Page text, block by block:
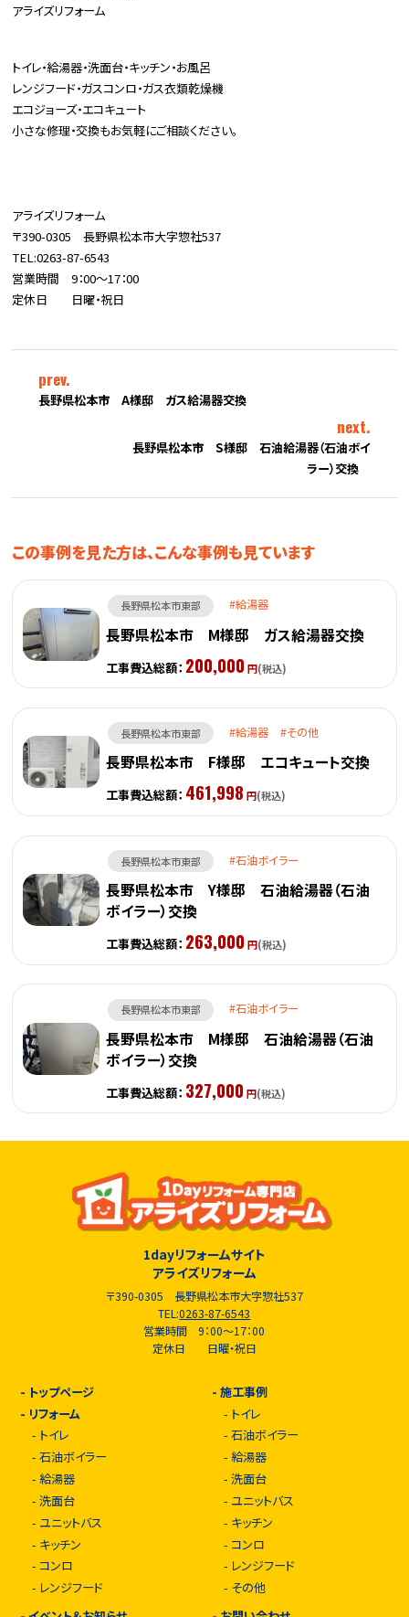
アライズリフォーム
トイレ・給湯器・洗面台・キッチン・お風呂
レンジフード・ガスコンロ・ガス衣類乾燥機
エコジョーズ・エコキュート
小さな修理・交換もお気軽にご相談ください。
アライズリフォーム
〒390-0305 長野県松本市大字惣社537
TEL:0263-87-6543
営業時間 9：00～17：00
定休日 日曜・祝日
prev.
長野県松本市 A様邸 ガス給湯器交換
next.
長野県松本市 S様邸 石油給湯器（石油ボイ
ラー）交換
この事例を見た方は、こんな事例も見ています
長野県松本市東部 給湯器
長野県松本市 M様邸 ガス給湯器交換
工事費込総額： 200,000 円(税込)
長野県松本市東部 給湯器 その他
長野県松本市 F様邸 エコキュート交換
工事費込総額： 461,998 円(税込)
長野県松本市東部 石油ボイラー
長野県松本市 Y様邸 石油給湯器（石油
ボイラー）交換
工事費込総額： 263,000 円(税込)
長野県松本市東部 石油ボイラー
長野県松本市 M様邸 石油給湯器（石油
ボイラー）交換
工事費込総額： 327,000 円(税込)
1dayリフォームサイト
アライズリフォーム
〒390-0305 長野県松本市大字惣社537
TEL:0263-87-6543
営業時間 9：00～17：00
定休日 日曜・祝日
- トップページ
- リフォーム
- トイレ
- 石油ボイラー
- 給湯器
- 洗面台
- ユニットバス
- キッチン
- コンロ
- レンジフード
-施工事例
- トイレ
-石油ボイラー
-給湯器
-洗面台
- ユニットバス
- キッチン
- コンロ
- レンジフード
- その他